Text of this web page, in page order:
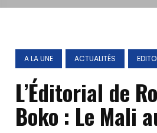
A LA UNE ACTUALITÉS
L’Éditorial de
Boko : Le Mali